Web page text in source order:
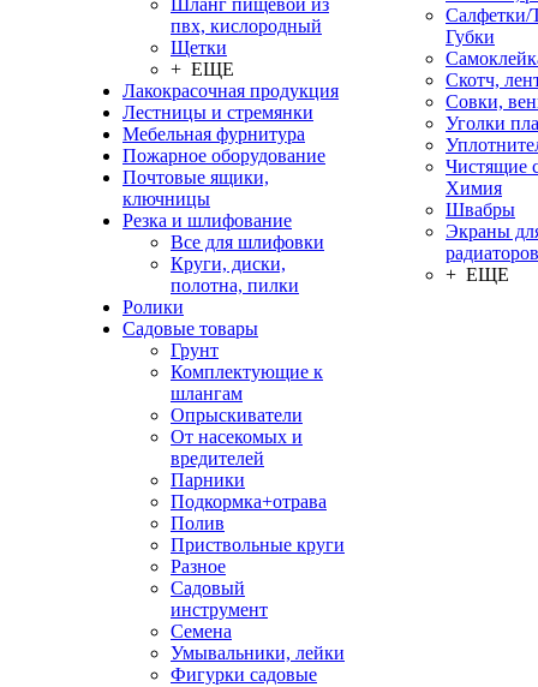
Шланг пищевой из
пвх, кислородный
Щетки
+ ЕЩЕ
Лакокрасочная продукция
Лестницы и стремянки
Мебельная фурнитура
Пожарное оборудование
Почтовые ящики,
ключницы
Резка и шлифование
Все для шлифовки
Круги, диски,
полотна, пилки
Ролики
Садовые товары
Грунт
Комплектующие к
шлангам
Опрыскиватели
От насекомых и
вредителей
Парники
Подкормка+отрава
Полив
Приствольные круги
Разное
Садовый
инструмент
Семена
Умывальники, лейки
Фигурки садовые
Салфетки/
Губки
Скотч,
Совки,
Уголки
Чистящие
Химия
Швабры
Экраны
радиаторов
+ ЕЩЕ